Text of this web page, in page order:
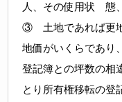
人、その使用状 態
③ 土地であれば更地
地価がいくらであり
登記簿との坪数の相
とり所有権移転の登